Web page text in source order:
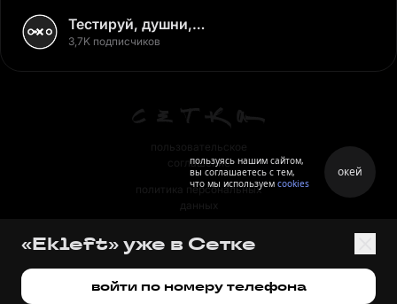
Тестируй, душни,
наслаждайся
3,7K подписчиков
пользовательское
соглашение
политика персональных
данных
«Ekleft» уже в Сетке
войти по номеру телефона
пользуясь нашим сайтом,
вы соглашаетесь с тем,
что мы используем cookies
окей